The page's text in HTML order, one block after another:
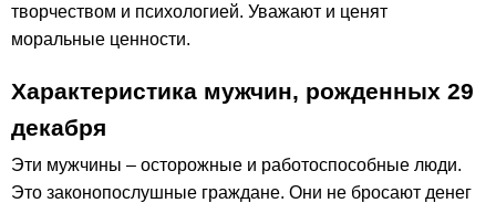
творчеством и психологией. Уважают и ценят
моральные ценности.
Характеристика мужчин, рожденных 29
декабря
Эти мужчины – осторожные и работоспособные люди.
Это законопослушные граждане. Они не бросают денег